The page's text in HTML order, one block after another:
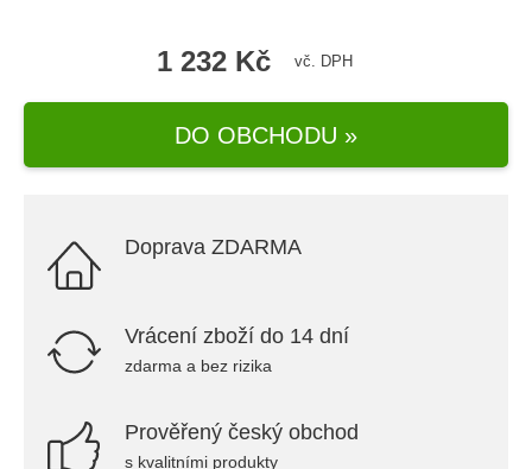
1 232 Kč vč. DPH
DO OBCHODU »
Doprava ZDARMA
Vrácení zboží do 14 dní
zdarma a bez rizika
Prověřený český obchod
s kvalitními produkty